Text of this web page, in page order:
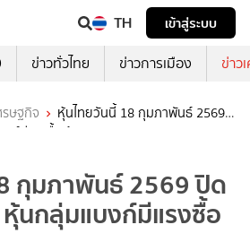
TH
เข้าสู่ระบบ
ข่าวทั่วไทย ข่าวการเมือง ข่าว
รษฐกิจ
หุ้นไทยวันนี้ 18 กุมภาพันธ์ 2569
มีแรงซื้อเข้ามาหนุน
กุมภาพันธ์ 2569 ปิด
นกลุ่มแบงก์มีแรงซื้อ